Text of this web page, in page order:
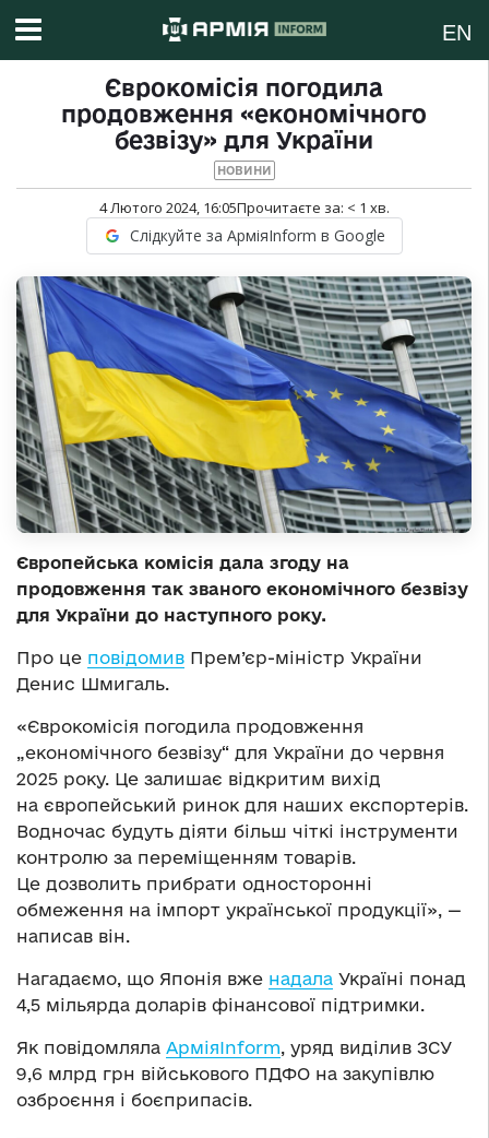
EN
Єврокомісія погодила
продовження «економічного
безвізу» для України
НОВИНИ
4 Лютого 2024, 16:05Прочитаєте за: < 1 хв.
Слідкуйте за АрміяInform в Google
Європейська комісія дала згоду на
продовження так званого економічного безвізу
для України до наступного року.
Про це повідомив Прем’єр-міністр України
Денис Шмигаль.
«Єврокомісія погодила продовження
„економічного безвізу“ для України до червня
2025 року. Це залишає відкритим вихід
на європейський ринок для наших експортерів.
Водночас будуть діяти більш чіткі інструменти
контролю за переміщенням товарів.
Це дозволить прибрати односторонні
обмеження на імпорт української продукції», —
написав він.
Нагадаємо, що Японія вже надала Україні понад
4,5 мільярда доларів фінансової підтримки.
Як повідомляла АрміяInform, уряд виділив ЗСУ
9,6 млрд грн військового ПДФО на закупівлю
озброєння і боєприпасів.